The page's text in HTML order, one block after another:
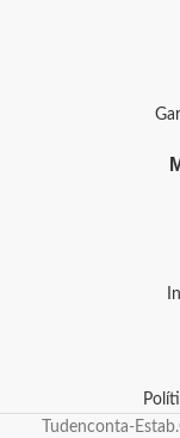
Tudenconta-